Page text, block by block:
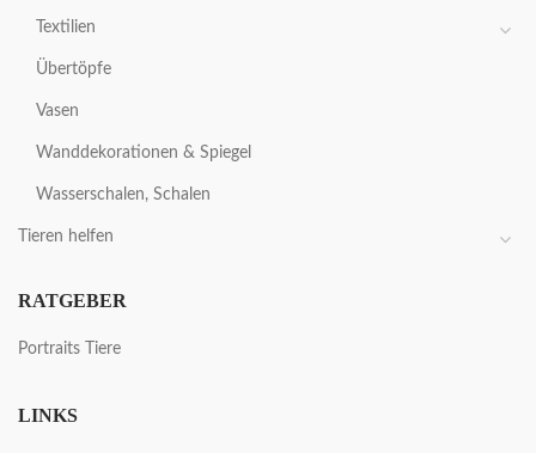
Textilien
Übertöpfe
Vasen
Wanddekorationen & Spiegel
Wasserschalen, Schalen
Tieren helfen
RATGEBER
Portraits Tiere
LINKS